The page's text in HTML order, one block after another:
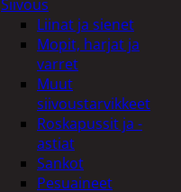
Siivous
Liinat ja sienet
Mopit, harjat ja
varret
Muut
siivoustarvikkeet
Roskapussit ja -
astiat
Sankot
Pesuaineet